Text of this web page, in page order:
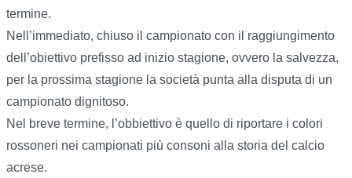
termine.
Nell’immediato, chiuso il campionato con il raggiungimento
dell’obiettivo prefisso ad inizio stagione, ovvero la salvezza,
per la prossima stagione la società punta alla disputa di un
campionato dignitoso.
Nel breve termine, l’obbiettivo è quello di riportare i colori
rossoneri nei campionati più consoni alla storia del calcio
acrese.